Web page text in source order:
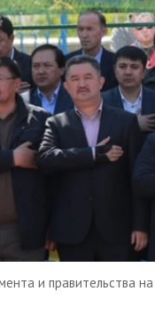
и правительства